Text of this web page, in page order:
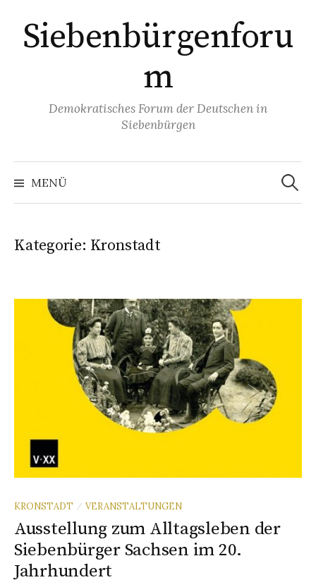
zum
Inhalt
Siebenbürgenforu
m
Demokratisches Forum der Deutschen in
Siebenbürgen
MENÜ
Suchen
nach:
Kategorie: Kronstadt
KRONSTADT / VERANSTALTUNGEN
Ausstellung zum Alltagsleben der
Siebenbürger Sachsen im 20.
Jahrhundert